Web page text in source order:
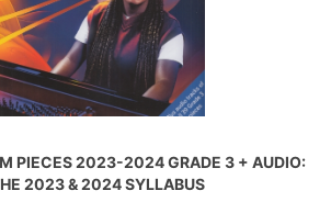
PIECES 2023-2024 GRADE 3 + AUDIO:
2023 & 2024 SYLLABUS